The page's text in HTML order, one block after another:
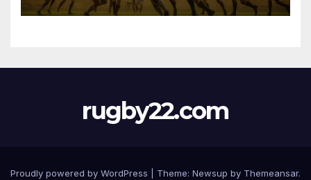
rugby22.com
Proudly powered by WordPress Theme: Newsup by Themeansar.